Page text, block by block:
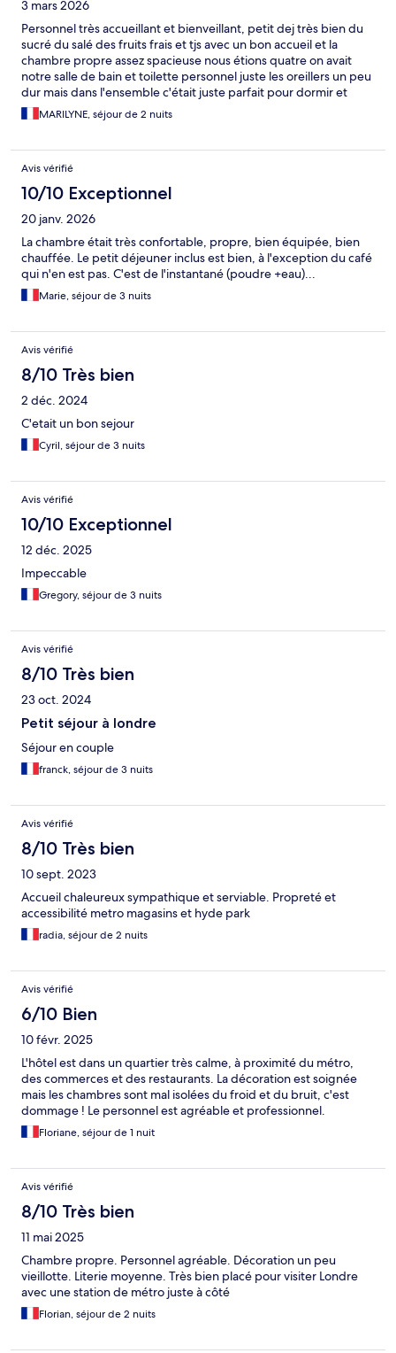
3 mars 2026
Personnel très accueillant et bienveillant, petit dej très bien du
sucré du salé des fruits frais et tjs avec un bon accueil et la
chambre propre assez spacieuse nous étions quatre on avait
notre salle de bain et toilette personnel juste les oreillers un peu
dur mais dans l'ensemble c'était juste parfait pour dormir et
prendre des forces pour aller visiter Londres avec les transports
en commun qui était juste à côté non vraiment une adresse à
MARILYNE, séjour de 2 nuits
Avis vérifié
10/10 Exceptionnel
20 janv. 2026
La chambre était très confortable, propre, bien équipée, bien
chauffée. Le petit déjeuner inclus est bien, à l'exception du café
qui n'en est pas. C'est de l'instantané (poudre +eau)...
Marie, séjour de 3 nuits
Avis vérifié
8/10 Très bien
2 déc. 2024
C'etait un bon sejour
Cyril, séjour de 3 nuits
Avis vérifié
10/10 Exceptionnel
12 déc. 2025
Impeccable
Gregory, séjour de 3 nuits
Avis vérifié
8/10 Très bien
23 oct. 2024
Petit séjour à londre
Séjour en couple
franck, séjour de 3 nuits
Avis vérifié
8/10 Très bien
10 sept. 2023
Accueil chaleureux sympathique et serviable. Propreté et
accessibilité metro magasins et hyde park
radia, séjour de 2 nuits
Avis vérifié
6/10 Bien
10 févr. 2025
L'hôtel est dans un quartier très calme, à proximité du métro,
des commerces et des restaurants. La décoration est soignée
mais les chambres sont mal isolées du froid et du bruit, c'est
dommage ! Le personnel est agréable et professionnel.
Floriane, séjour de 1 nuit
Avis vérifié
8/10 Très bien
11 mai 2025
Chambre propre. Personnel agréable. Décoration un peu
vieillotte. Literie moyenne. Très bien placé pour visiter Londre
avec une station de métro juste à côté
Florian, séjour de 2 nuits